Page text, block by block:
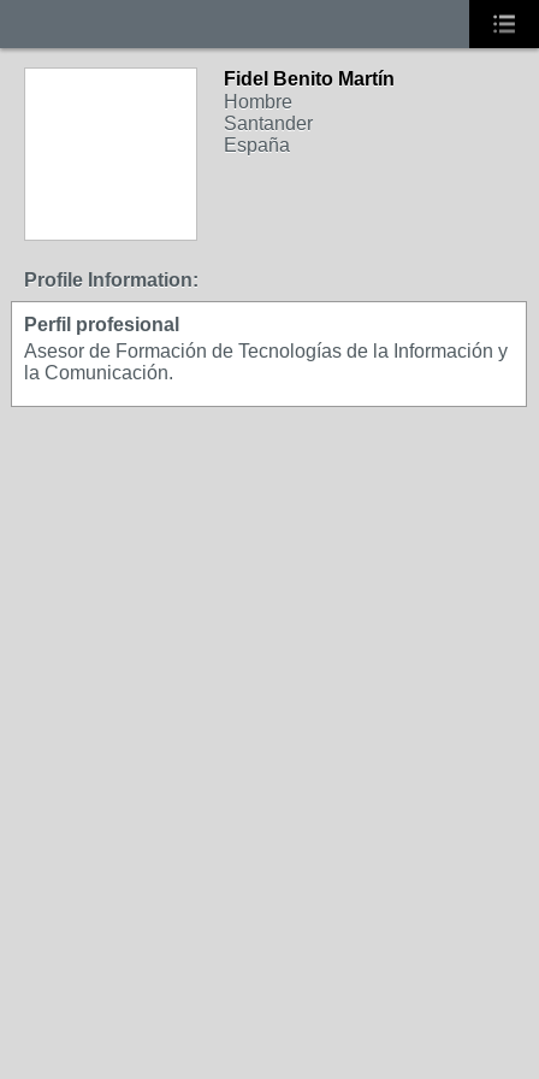
Fidel Benito Martín
Hombre
Santander
España
Profile Information:
Perfil profesional
Asesor de Formación de Tecnologías de la Información y
la Comunicación.